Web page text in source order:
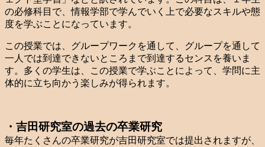
の必修科目で、情報学部で学んでいく上で必要なスキルや態
度を学ぶことになっています。
この授業では、グループワークを通して、グループを通して
一人では到達できないところまで到達するセンスを養いま
す。多くの学生は、この授業で学ぶことによって、学問に主
体的に立ち向かう楽しみが得られます。
・吉田研究室の過去の卒業研究
毎年たくさんの卒業研究が吉田研究室では提出されますが、